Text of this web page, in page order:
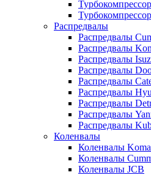
Распредвалы
Распредвалы
Распредвалы
Распредвалы
Распредвалы
Распредвалы
Распредвалы
Распредвалы
Распредвалы
Распредвалы
Коленвалы
Коленвалы
Коленвалы
Коленвалы JCB